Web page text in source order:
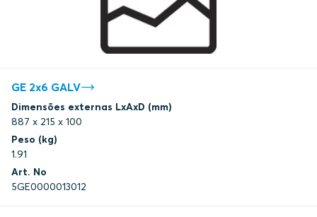
GE 2x6 GALV
Dimensões externas LxAxD (mm)
887 x 215 x 100
Peso (kg)
1.91
Art. No
5GE0000013012